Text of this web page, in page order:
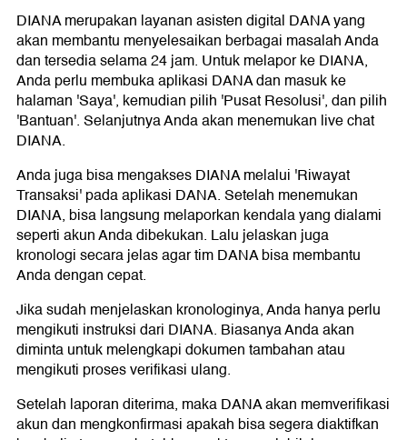
DIANA merupakan layanan asisten digital DANA yang
akan membantu menyelesaikan berbagai masalah Anda
dan tersedia selama 24 jam. Untuk melapor ke DIANA,
Anda perlu membuka aplikasi DANA dan masuk ke
halaman 'Saya', kemudian pilih 'Pusat Resolusi', dan pilih
'Bantuan'. Selanjutnya Anda akan menemukan live chat
DIANA.
Anda juga bisa mengakses DIANA melalui 'Riwayat
Transaksi' pada aplikasi DANA. Setelah menemukan
DIANA, bisa langsung melaporkan kendala yang dialami
seperti akun Anda dibekukan. Lalu jelaskan juga
kronologi secara jelas agar tim DANA bisa membantu
Anda dengan cepat.
Jika sudah menjelaskan kronologinya, Anda hanya perlu
mengikuti instruksi dari DIANA. Biasanya Anda akan
diminta untuk melengkapi dokumen tambahan atau
mengikuti proses verifikasi ulang.
Setelah laporan diterima, maka DANA akan memverifikasi
akun dan mengkonfirmasi apakah bisa segera diaktifkan